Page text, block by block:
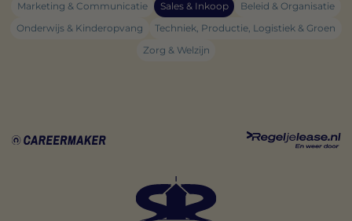
Marketing & Communicatie
Sales & Inkoop
Beleid & Organisatie
Onderwijs & Kinderopvang
Techniek, Productie, Logistiek & Groen
Zorg & Welzijn